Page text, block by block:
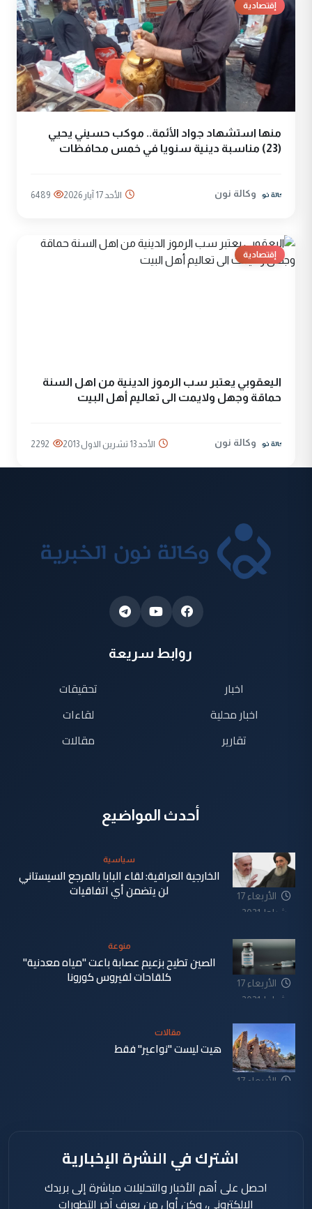
إقتصادية
منها استشهاد جواد الأئمة.. موكب حسيني يحيي
(23) مناسبة دينية سنويا في خمس محافظات
وكالة نون الأحد 17 آيار 2026 6489
إقتصادية
اليعقوبي يعتبر سب الرموز الدينية من اهل السنة
حماقة وجهل ولايمت الى تعاليم أهل البيت
وكالة نون الأحد 13 تشرين الاول 2013 2292
روابط سريعة
اخبار
اخبار محلية
تقارير
تحقيقات
لقاءات
مقالات
أحدث المواضيع
الأربعاء 17
شباط 2021
سياسية
الخارجية العراقية: لقاء البابا بالمرجع السيستاني
لن يتضمن أي اتفاقيات
الأربعاء 17
شباط 2021
منوعة
الصين تطيح بزعيم عصابة باعت "مياه معدنية"
كلقاحات لفيروس كورونا
الأربعاء 17
مقالات
هيت ليست "نواعير" فقط
اشترك في النشرة الإخبارية
احصل على أهم الأخبار والتحليلات مباشرة إلى بريدك
الإلكتروني، وكن أول من يعرف آخر التطورات